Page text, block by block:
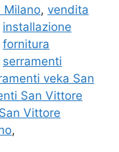
Milano, vendita
installazione
fornitura
serramenti
veka San
San Vittore
Vittore
,